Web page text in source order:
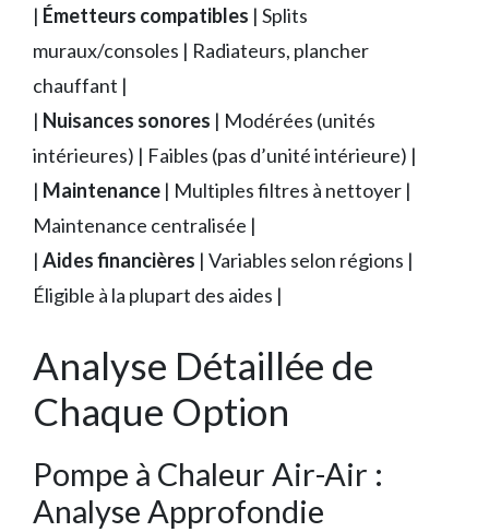
| Émetteurs compatibles | Splits
muraux/consoles | Radiateurs, plancher
chauffant |
| Nuisances sonores | Modérées (unités
intérieures) | Faibles (pas d’unité intérieure) |
| Maintenance | Multiples filtres à nettoyer |
Maintenance centralisée |
| Aides financières | Variables selon régions |
Éligible à la plupart des aides |
Analyse Détaillée de
Chaque Option
Pompe à Chaleur Air-Air :
Analyse Approfondie